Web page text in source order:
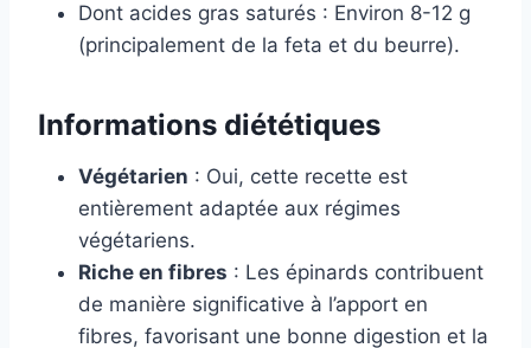
Dont acides gras saturés : Environ 8-12 g
(principalement de la feta et du beurre).
Informations diététiques
Végétarien : Oui, cette recette est
entièrement adaptée aux régimes
végétariens.
Riche en fibres : Les épinards contribuent
de manière significative à l’apport en
fibres, favorisant une bonne digestion et la